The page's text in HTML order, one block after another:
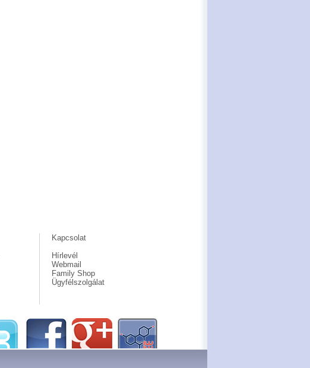
Kapcsolat
Hírlevél
Webmail
Family Shop
Ügyfélszolgálat